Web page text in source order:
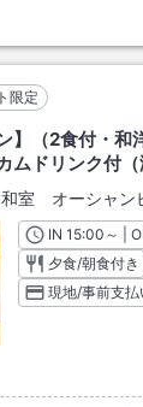
限定
（2食付・和
ムドリンク付（
和室 オーシャン
INチェックイ
15:00 ～ |
夕食/朝食付き
現地/事前支払